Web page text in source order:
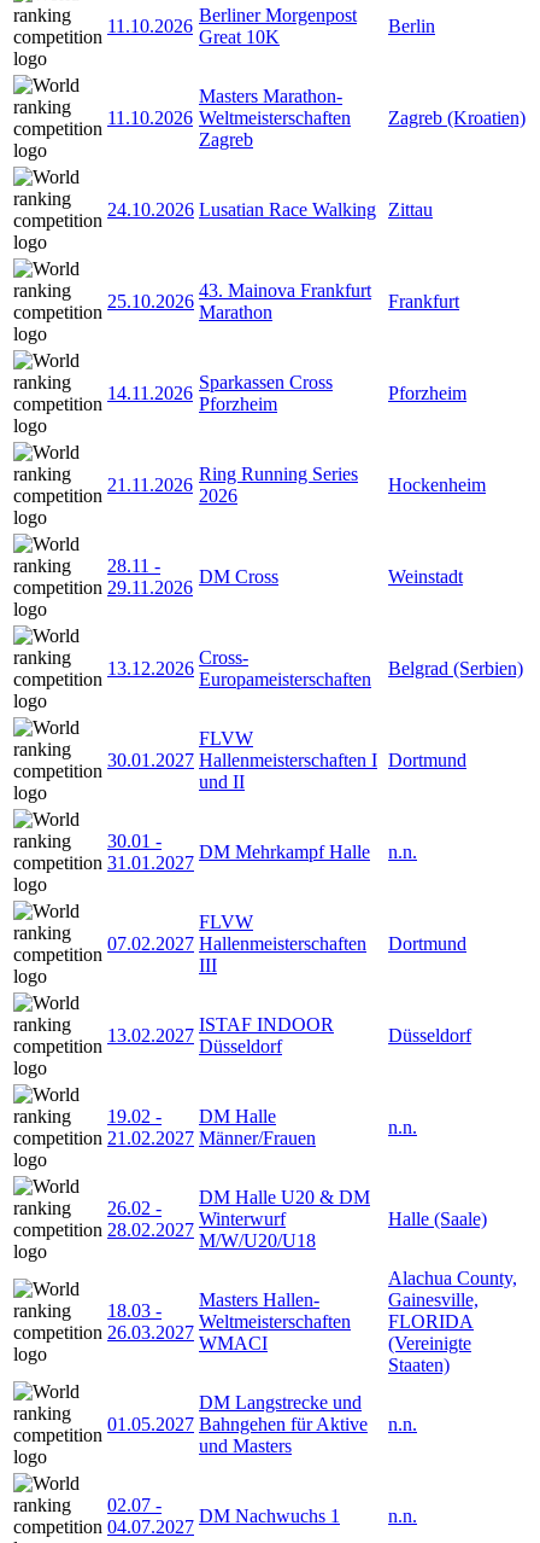
11.10.2026
Berliner Morgenpost
Great 10K
Berlin
11.10.2026
Masters Marathon-
Weltmeisterschaften
Zagreb
Zagreb (Kroatien)
24.10.2026 Lusatian Race Walking Zittau
25.10.2026
43. Mainova Frankfurt
Marathon
Frankfurt
14.11.2026
Sparkassen Cross
Pforzheim
Pforzheim
21.11.2026
Ring Running Series
2026
Hockenheim
28.11 -
29.11.2026
DM Cross Weinstadt
13.12.2026
Cross-
Europameisterschaften
Belgrad (Serbien)
30.01.2027
FLVW
Hallenmeisterschaften I
und II
Dortmund
30.01 -
31.01.2027
DM Mehrkampf Halle n.n.
07.02.2027
FLVW
Hallenmeisterschaften
III
Dortmund
13.02.2027
ISTAF INDOOR
Düsseldorf
Düsseldorf
19.02 -
21.02.2027
DM Halle
Männer/Frauen
n.n.
26.02 -
28.02.2027
DM Halle U20 & DM
Winterwurf
M/W/U20/U18
Halle (Saale)
18.03 -
26.03.2027
Masters Hallen-
Weltmeisterschaften
WMACI
Alachua County,
Gainesville,
FLORIDA
(Vereinigte
Staaten)
01.05.2027
DM Langstrecke und
Bahngehen für Aktive
und Masters
n.n.
02.07 -
04.07.2027
DM Nachwuchs 1 n.n.